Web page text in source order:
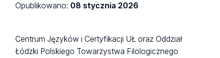
Opublikowano: 08 stycznia 2026
Centrum Języków i Certyfikacji UŁ oraz Oddział
Łódzki Polskiego Towarzystwa Filologicznego